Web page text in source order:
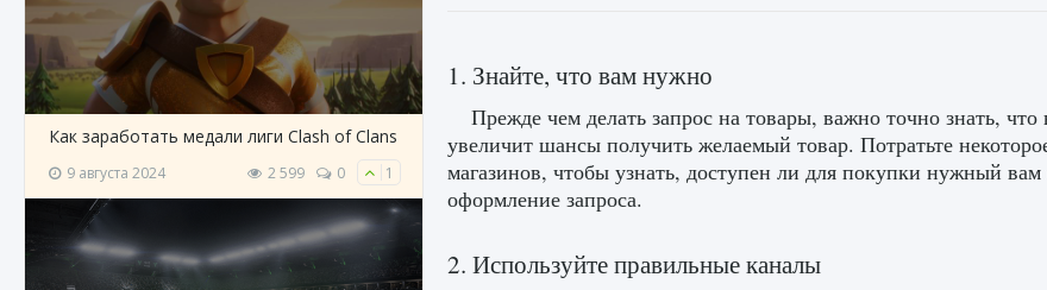
Как заработать медали лиги Clash of Clans
9 августа 2024 2 599 0 1
1. Знайте, что вам нужно
Прежде чем делать запрос на товары, важно точно знать,
увеличит шансы получить желаемый товар. Потратьте
магазинов, чтобы узнать, доступен ли для покупки нужный
оформление запроса.
2. Используйте правильные каналы